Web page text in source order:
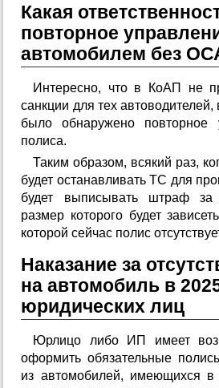
Какая
повторное
автомобилем без
Интересно, что в КоАП не
санкции для тех
было обнаружено
полиса.
Таким образом, всякий раз,
будет останавливать ТС для
будет выписывать штраф за
размер которого будет
которой сейчас полис
Наказание за
на автомобиль в
юридических лиц
Юрлицо либо ИП имеет
оформить обязательные
из автомобилей, имеющихся в